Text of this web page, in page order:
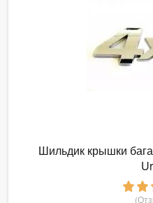
Шильдик крышки